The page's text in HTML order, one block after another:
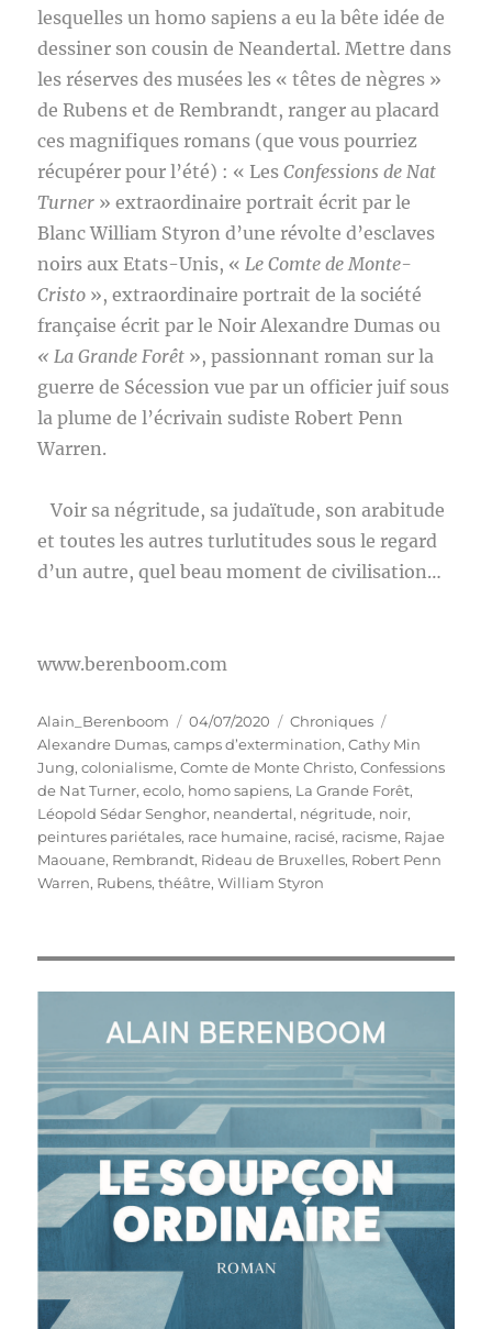
lesquelles un homo sapiens a eu la bête idée de
dessiner son cousin de Neandertal. Mettre dans
les réserves des musées les « têtes de nègres »
de Rubens et de Rembrandt, ranger au placard
ces magnifiques romans (que vous pourriez
récupérer pour l’été) : « LesConfessions de Nat
Turner » extraordinaire portrait écrit par le
Blanc William Styron d’une révolte d’esclaves
noirs aux Etats-Unis, «Le Comte de Monte-
Cristo », extraordinaire portrait de la société
française écrit par le Noir Alexandre Dumas ou
« La Grande Forêt », passionnant roman sur la
guerre de Sécession vue par un officier juif sous
la plume de l’écrivain sudiste Robert Penn
Warren.
Voir sa négritude, sa judaïtude, son arabitude
et toutes les autres turlutitudes sous le regard
d’un autre, quel beau moment de civilisation…
www.berenboom.com
Auteur
Alain_Berenboom
Publié
le
04/07/2020 Catégories
Chroniques
Alexandre Dumas,camps d’extermination,Cathy Min
Jung,colonialisme,Comte de Monte Christo,Confessions
de Nat Turner,ecolo, homo sapiens, La Grande Forêt,
Léopold Sédar Senghor, neandertal, négritude, noir,
peintures pariétales, race humaine, racisé, racisme, Rajae
Maouane, Rembrandt, Rideau de Bruxelles, Robert Penn
Warren, Rubens,théâtre,William Styron